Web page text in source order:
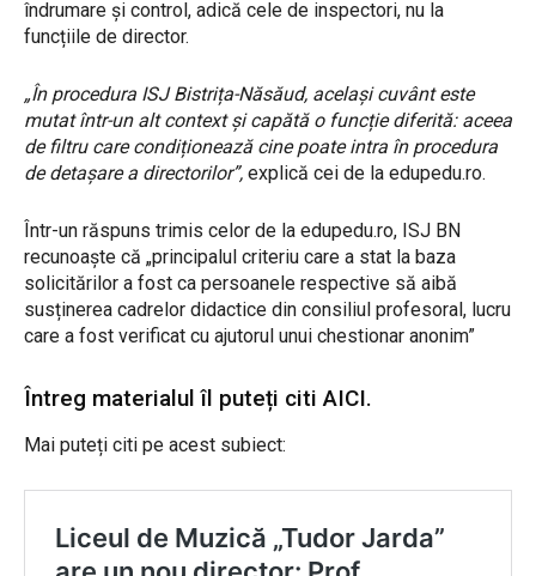
îndrumare și control, adică cele de inspectori, nu la
funcțiile de director.
„În procedura ISJ Bistrița-Năsăud, același cuvânt este
mutat într-un alt context și capătă o funcție diferită: aceea
de filtru care condiționează cine poate intra în procedura
de detașare a directorilor”, explică cei de la edupedu.ro.
Într-un răspuns trimis celor de la edupedu.ro, ISJ BN
recunoaște că „principalul criteriu care a stat la baza
solicitărilor a fost ca persoanele respective să aibă
susținerea cadrelor didactice din consiliul profesoral, lucru
care a fost verificat cu ajutorul unui chestionar anonim”
Întreg materialul îl puteți citiAICI.
Mai puteți citi pe acest subiect: